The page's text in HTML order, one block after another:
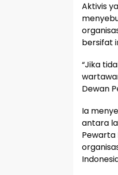
Aktivis
bersifat
“Jika
Dewan
Ia
antara
Pewarta